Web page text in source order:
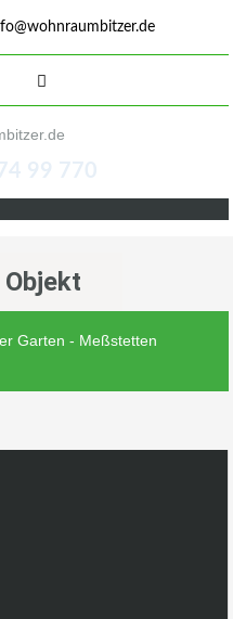
99 770
Garten - Meßstetten